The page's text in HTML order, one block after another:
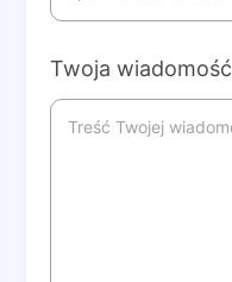
Twoja wiadomość